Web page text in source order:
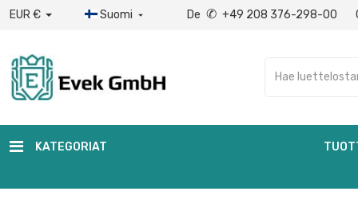
EUR € Suomi  De ✆ +49 208 376-298-00
KATEGORIAT